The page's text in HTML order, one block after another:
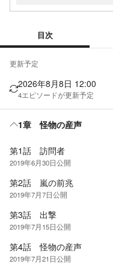
目次
更新予定
2026年8月8日 12:00
4エピソードが更新予定
1章 怪物の産声
第1話 訪問者
2019年6月30日公開
第2話 嵐の前兆
2019年7月7日公開
第3話 出撃
2019年7月15日公開
第4話 怪物の産声
2019年7月21日公開